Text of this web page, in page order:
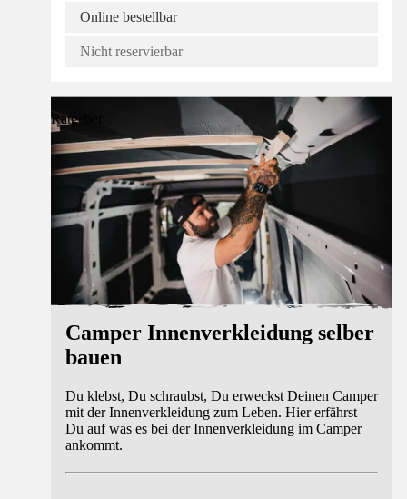
Online bestellbar
Nicht reservierbar
Ratgeber
Camper Innenverkleidung selber
bauen
Du klebst, Du schraubst, Du erweckst Deinen Camper
mit der Innenverkleidung zum Leben. Hier erfährst
Du auf was es bei der Innenverkleidung im Camper
ankommt.